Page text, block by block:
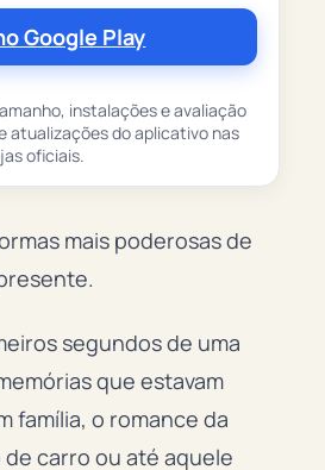
Google Play
instalações e avaliação
atualizações do aplicativo nas
oficiais.
mais poderosas de
segundos de uma
que estavam
família, o romance da
carro ou até aquele